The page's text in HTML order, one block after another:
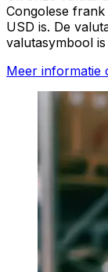
Congolese
USD is. De
valutasymbool is
Meer informatie